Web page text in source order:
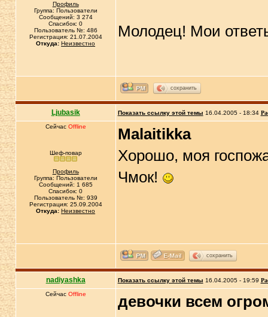
Профиль
Группа: Пользователи
Сообщений: 3 274
Спасибок: 0
Пользователь №: 486
Регистрация: 21.07.2004
Откуда: Неизвестно
Молодец! Мои
сохранить
Ljubasik Показать ссылку этой темы 16.04.2005 - 18:34
Сейчас Offline
Шеф-повар
Профиль
Группа: Пользователи
Сообщений: 1 685
Спасибок: 0
Пользователь №: 939
Регистрация: 25.09.2004
Откуда: Неизвестно
Malaitikka
Хорошо, моя
Чмок!
сохранить
nadiyashka Показать ссылку этой темы 16.04.2005 - 19:59
Сейчас Offline
девочки всем